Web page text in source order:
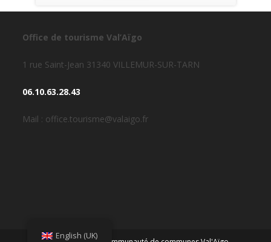
Office de tourisme Val’Aïgo
1 rue Saint-Jean 31340 VILLEMUR-SUR-TARN
06.10.63.28.43
Mail : office.tourisme@valaigo.fr
English (UK)